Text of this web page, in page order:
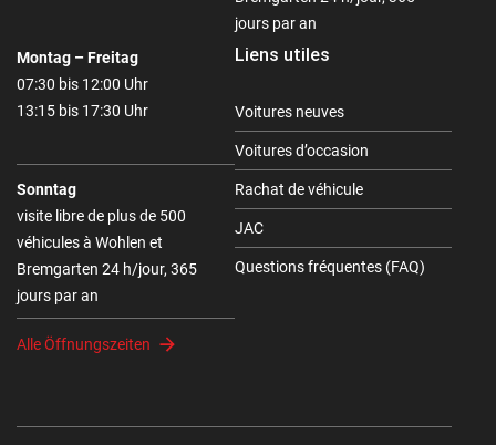
jours par an
Montag – Freitag
07:30 bis 12:00 Uhr
13:15 bis 17:30 Uhr
Sonntag
visite libre de plus de 500
véhicules à Wohlen et
Bremgarten 24 h/jour, 365
jours par an
Alle Öffnungszeiten
Liens utiles
Voitures neuves
Voitures d’occasion
Rachat de véhicule
JAC
Questions fréquentes (FAQ)